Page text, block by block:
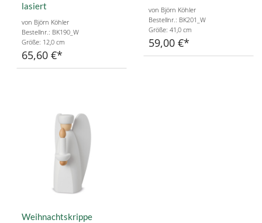
lasiert
von Björn Köhler
Bestellnr.: BK190_W
Größe: 12,0 cm
65,60 €
von Björn Köhler
Bestellnr.: BK201_W
Größe: 41,0 cm
59,00 €
Weihnachtskrippe